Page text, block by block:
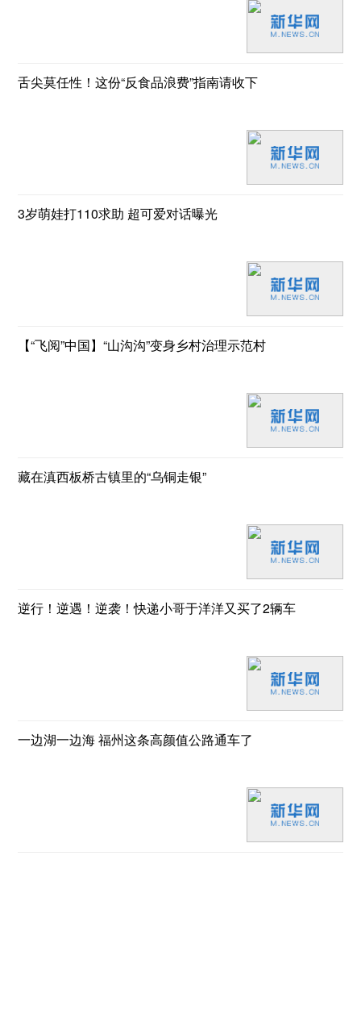
舌尖莫任性！这份“反食品浪费”指南请收下
3岁萌娃打110求助 超可爱对话曝光
【“飞阅”中国】“山沟沟”变身乡村治理示范村
藏在滇西板桥古镇里的“乌铜走银”
逆行！逆遇！逆袭！快递小哥于洋洋又买了2辆车
一边湖一边海 福州这条高颜值公路通车了